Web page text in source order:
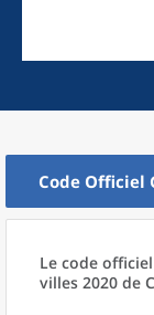
Code Officiel
Le code
villes 2020 de